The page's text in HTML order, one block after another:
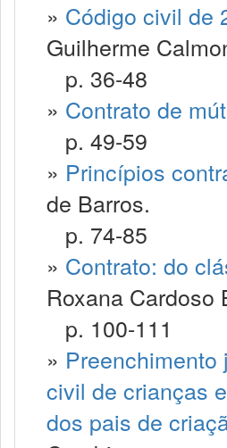
» Código civil de
Guilherme
p. 36-48
» Contrato de
p. 49-59
» Princípios
de Barros.
p. 74-85
» Contrato: do
Roxana Cardoso
p. 100-111
»
civil de crianças
dos pais de